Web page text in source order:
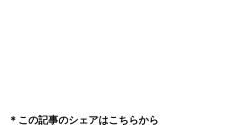
＊この記事のシェアはこちらから